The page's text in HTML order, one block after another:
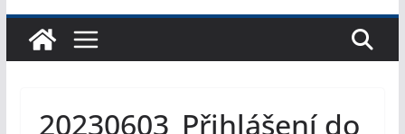
20230603_Přihlášení do